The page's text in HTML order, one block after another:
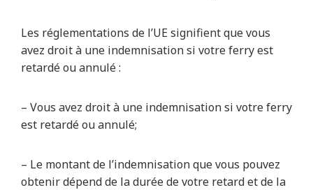
Les réglementations de l’UE signifient que vous
avez droit à une indemnisation si votre ferry est
retardé ou annulé :
– Vous avez droit à une indemnisation si votre ferry
est retardé ou annulé;
– Le montant de l’indemnisation que vous pouvez
obtenir dépend de la durée de votre retard et de la